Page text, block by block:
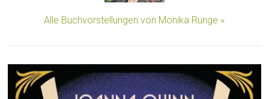
Alle Buchvorstellungen von Monika Runge »